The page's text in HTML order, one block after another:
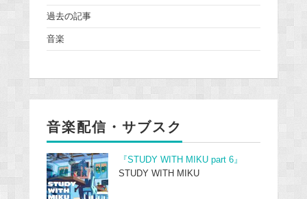
過去の記事
音楽
音楽配信・サブスク
『STUDY WITH MIKU part 6』
STUDY WITH MIKU